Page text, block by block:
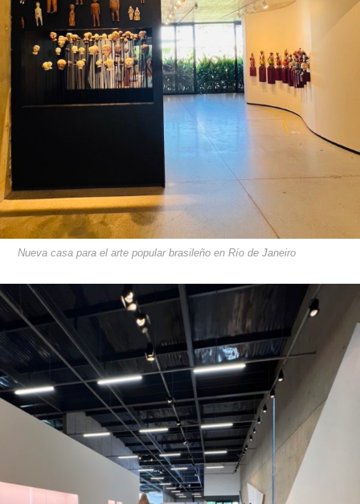
Nueva casa para el arte popular brasileño en Río de Janeiro